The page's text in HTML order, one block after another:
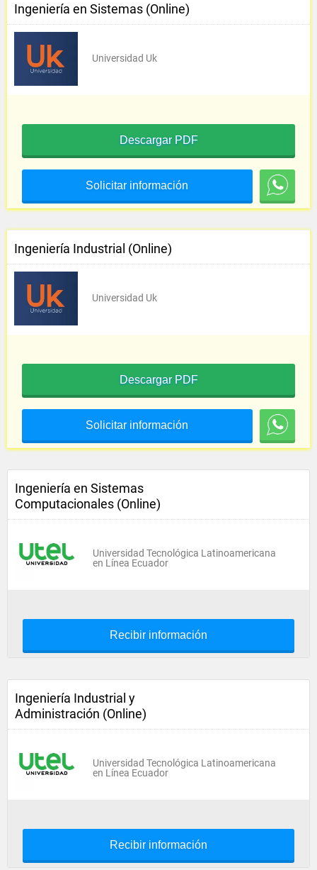
Ingeniería en Sistemas (Online)
Universidad Uk
Descargar PDF
Solicitar información
Ingeniería Industrial (Online)
Universidad Uk
Descargar PDF
Solicitar información
Ingeniería en Sistemas
Computacionales (Online)
Universidad Tecnológica Latinoamericana
en Línea Ecuador
Recibir información
Ingeniería Industrial y
Administración (Online)
Universidad Tecnológica Latinoamericana
en Línea Ecuador
Recibir información